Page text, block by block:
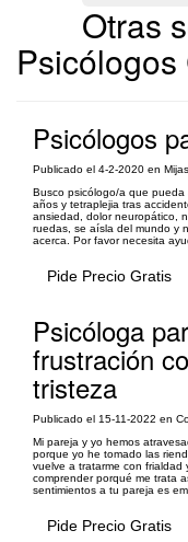
Otras
Psicólogos
Publicado el 4-2-2020 en
Busco psicólogo/a que pueda
años y tetraplejia tras
ansiedad, dolor neuropático,
ruedas, se aísla del mundo y
acerca. Por favor necesita
Pide Precio Gratis
Psicóloga
frustración
tristeza
Publicado el 15-11-2022 en
Mi pareja y yo hemos
porque yo he tomado las
vuelve a tratarme con
comprender porqué me trata
sentimientos a tu pareja es
Pide Precio Gratis